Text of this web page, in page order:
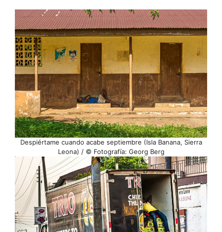
Despiértame cuando acabe septiembre (Isla Banana, Sierra
Leona) / © Fotografía: Georg Berg